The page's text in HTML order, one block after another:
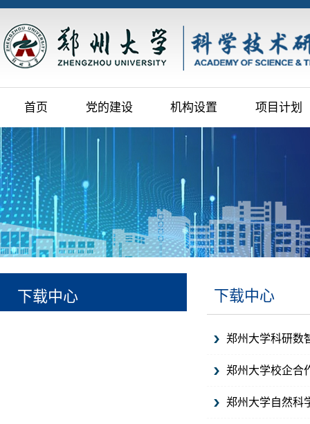
首页 党的建设 机构设置 项目计划
下载中心 下载中心
郑州大学科研数
郑州大学校企合
郑州大学自然科